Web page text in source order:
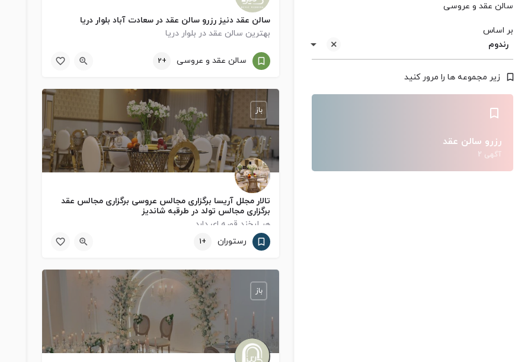
سالن عقد و عروسی
رندوم
بر اساس
زیر مجموعه ها را مرور کنید
رزرو سالن عقد
آگهی 2
سالن ‏عقد ‏دنیز ‏رزرو ‏سالن ‏عقد ‏در ‏سعادت ‏آباد ‏بلوار ‏دریا
بهترین سالن عقد در بلوار دریا
09120849164
سالن عقد و عروسی +2
تالار مجلل آریسا برگزاری مجالس عروسی برگزاری مجالس عقد
برگزاری مجالس تولد در طرقبه شاندیز
هر لبخند قصه‌ ای دارد
09120411307
باز
رستوران +1
باز